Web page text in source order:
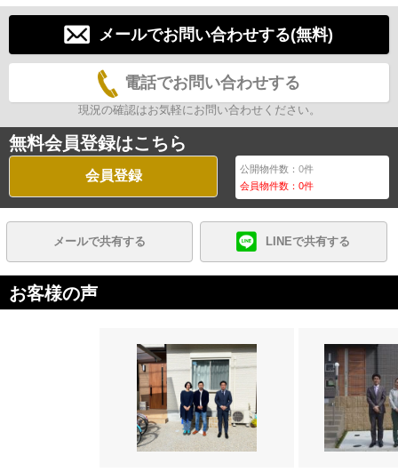
メールでお問い合わせする(無料)
電話でお問い合わせする
現況の確認はお気軽にお問い合わせください。
無料会員登録はこちら
会員登録 公開物件数：0件
会員物件数：0件
メールで共有する LINEで共有する
お客様の声